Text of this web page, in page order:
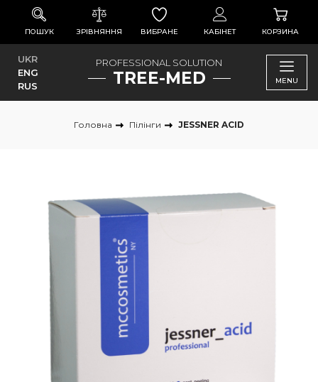
ПОШУК ЗРІВНЯННЯ ВИБРАНЕ КАБІНЕТ КОРЗИНА
PROFESSIONAL SOLUTION
TREE-MED
UKR
ENG
RUS
MENU
Головна Пілінги JESSNER ACID